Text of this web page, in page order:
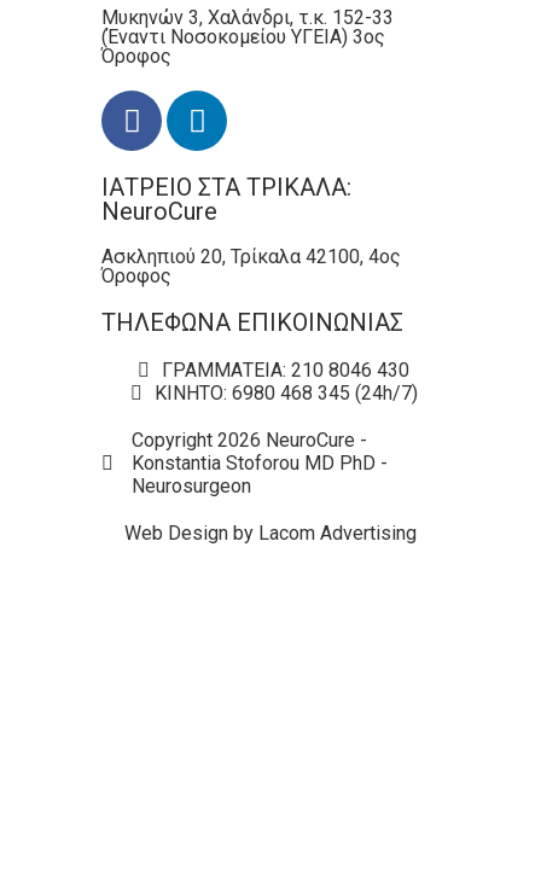
Μυκηνών 3, Χαλάνδρι, τ.κ. 152-33
(Έναντι Νοσοκομείου ΥΓΕΙΑ) 3ος
Όροφος
ΙΑΤΡΕΙΟ ΣΤΑ ΤΡΙΚΑΛΑ:
NeuroCure
Ασκληπιού 20, Τρίκαλα 42100, 4ος
Όροφος
ΤΗΛΕΦΩΝΑ ΕΠΙΚΟΙΝΩΝΙΑΣ
ΓΡΑΜΜΑΤΕΙΑ: 210 8046 430
ΚΙΝΗΤΟ: 6980 468 345 (24h/7)
Copyright 2026 NeuroCure -
Konstantia Stoforou MD PhD -
Neurosurgeon
Web Design by Lacom Advertising